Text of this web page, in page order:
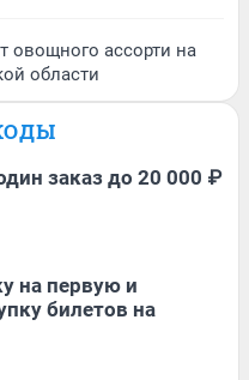
овощного ассорти на
области
заказ до 20 000 ₽
на первую и
билетов на